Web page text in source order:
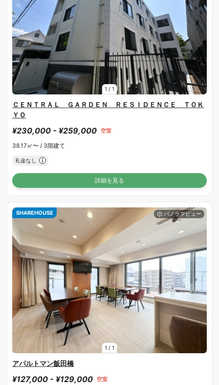
1 / 1
ＣＥＮＴＲＡＬ ＧＡＲＤＥＮ ＲＥＳＩＤＥＮＣＥ ＴＯＫ
ＹＯ
¥230,000 - ¥259,000 空室
38.17㎡〜 / 3階建て
礼金なし
詳細を見る
1 / 1
SHAREHOUSE
アパルトマン飯田橋
¥127,000 - ¥129,000 空室